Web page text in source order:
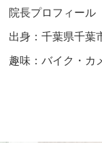
院長プロフィール
出身：千葉県千葉
趣味：バイク・カ